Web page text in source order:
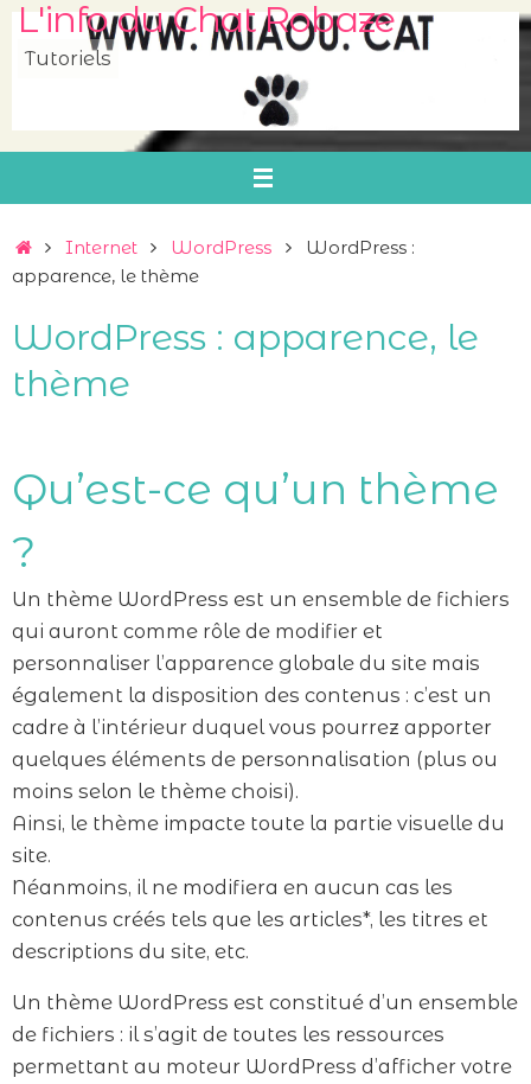
Passer
au
L'info du Chat Robaze
Tutoriels
Accueil
Internet WordPress
WordPress :
apparence, le thème
WordPress : apparence, le
thème
Qu’est-ce qu’un thème
?
Un thème WordPress est un ensemble de fichiers
qui auront comme rôle de modifier et
personnaliser l’apparence globale du site mais
également la disposition des contenus : c’est un
cadre à l’intérieur duquel vous pourrez apporter
quelques éléments de personnalisation (plus ou
moins selon le thème choisi).
Ainsi, le thème impacte toute la partie visuelle du
site.
Néanmoins, il ne modifiera en aucun cas les
contenus créés tels que les articles*, les titres et
descriptions du site, etc.
Un thème WordPress est constitué d’un ensemble
de fichiers : il s’agit de toutes les ressources
permettant au moteur WordPress d’afficher votre